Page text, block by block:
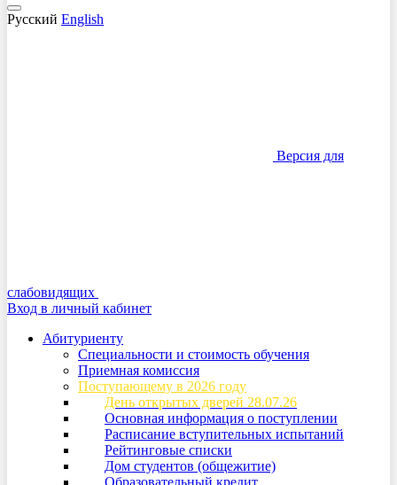
Русский English
Версия для
слабовидящих
Вход в личный кабинет
Абитуриенту
Специальности и стоимость обучения
Приемная комиссия
Поступающему в 2026 году
День открытых дверей 28.07.26
Основная информация о поступлении
Расписание вступительных испытаний
Рейтинговые списки
Дом студентов (общежитие)
Образовательный кредит